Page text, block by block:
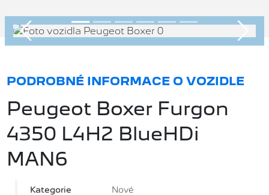
Předchozí
PODROBNÉ INFORMACE O VOZIDLE
Peugeot Boxer Furgon
4350 L4H2 BlueHDi
MAN6
Kategorie Nové